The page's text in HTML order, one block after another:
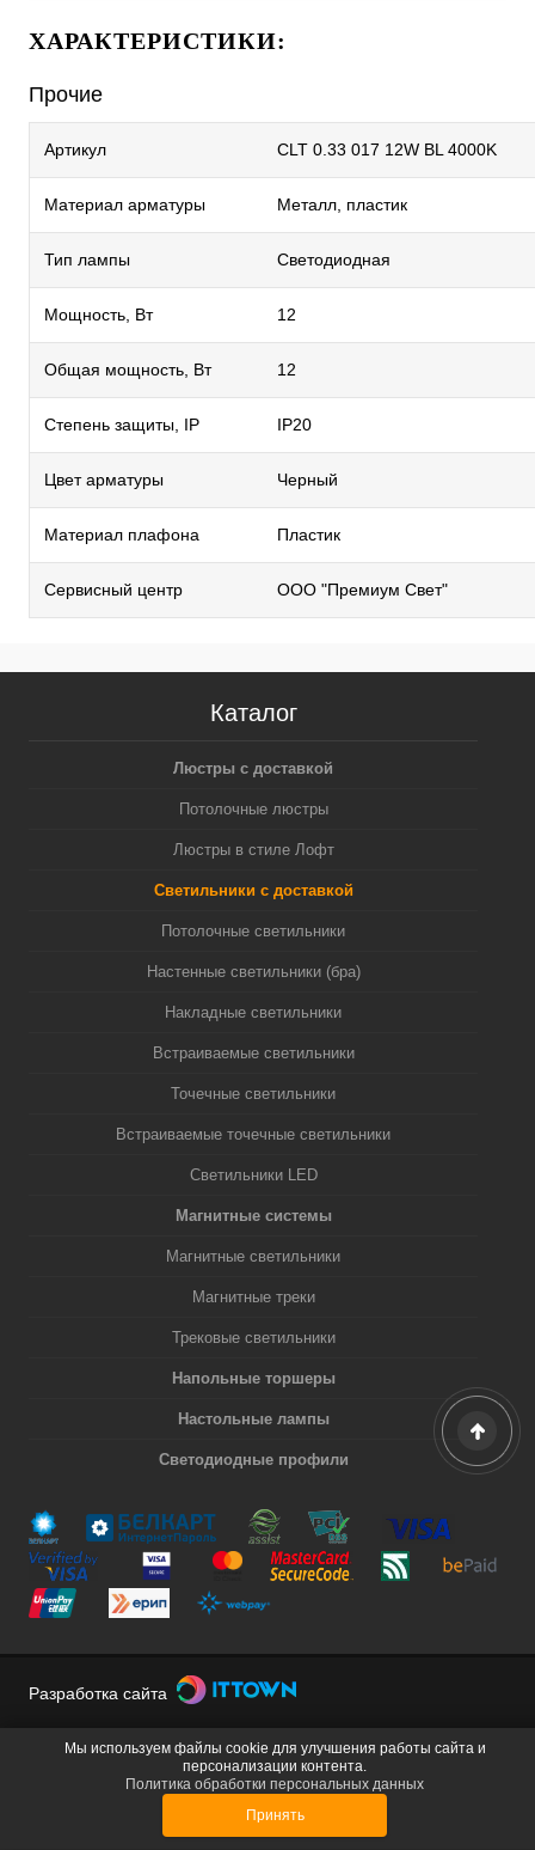
ХАРАКТЕРИСТИКИ:
Прочие
Артикул CLT 0.33 017 12W BL 4000K
Материал арматуры Металл, пластик
Тип лампы Светодиодная
Мощность, Вт 12
Общая мощность, Вт 12
Степень защиты, IP IP20
Цвет арматуры Черный
Материал плафона Пластик
Сервисный центр ООО "Премиум Свет"
Каталог
Люстры с доставкой
Потолочные люстры
Люстры в стиле Лофт
Светильники с доставкой
Потолочные светильники
Настенные светильники (бра)
Накладные светильники
Встраиваемые светильники
Точечные светильники
Встраиваемые точечные светильники
Светильники LED
Магнитные системы
Магнитные светильники
Магнитные треки
Трековые светильники
Напольные торшеры
Настольные лампы
Светодиодные профили
Разработка сайта
Мы используем файлы cookie для улучшения работы сайта и
персонализации контента.
Политика обработки персональных данных
Принять